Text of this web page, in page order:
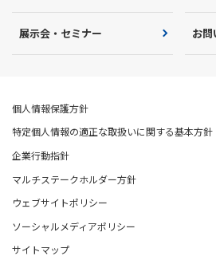
展示会・セミナー お問
個人情報保護方針
特定個人情報の適正な取扱いに関する基本方針
企業行動指針
マルチステークホルダー方針
ウェブサイトポリシー
ソーシャルメディアポリシー
サイトマップ